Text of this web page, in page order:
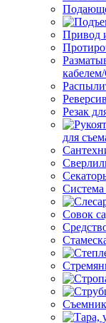
Привод
Резак
для
Система
Совок